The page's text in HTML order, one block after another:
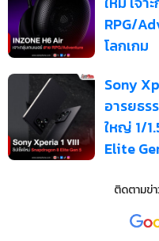
RPG/
โลกเกม
Sony
อารยธร
ใหญ่ 1/
Elite
ติดตามข่